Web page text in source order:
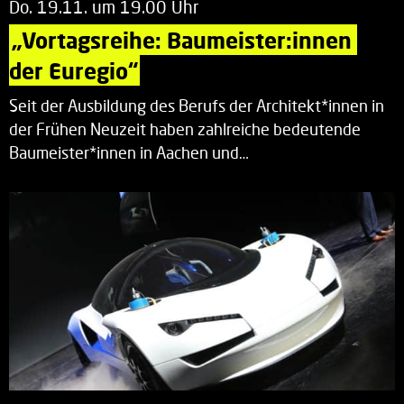
Do. 19.11. um 19.00 Uhr
„Vortagsreihe: Baumeister:innen
der Euregio“
Seit der Ausbildung des Berufs der Architekt*innen in
der Frühen Neuzeit haben zahlreiche bedeutende
Baumeister*innen in Aachen und…